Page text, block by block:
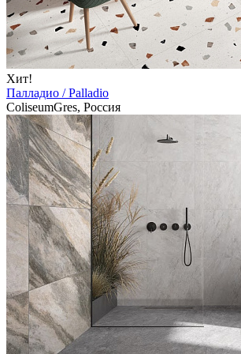
Хит!
Палладио / Palladio
ColiseumGres, Россия